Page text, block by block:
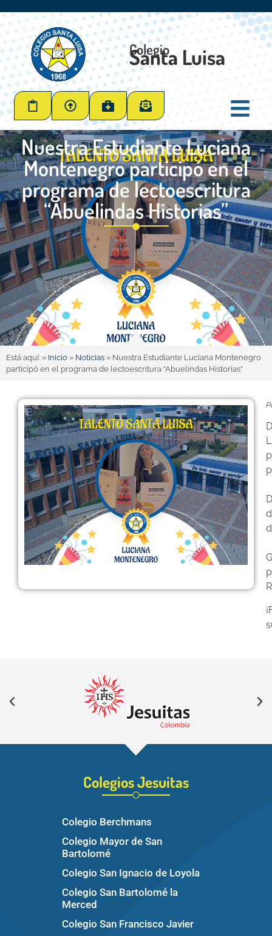
Colegio
Santa Luisa
Nuestra Estudiante Luciana
Montenegro participó en el
programa de lectoescritura
“Abuelindas Historias”
Está aquí: » Inicio » Noticias » Nuestra Estudiante Luciana Montenegro
participó en el programa de lectoescritura “Abuelindas Historias”
Colegios Jesuitas
Colegio Berchmans
Colegio Mayor de San
Bartolomé
Colegio San Ignacio de Loyola
Colegio San Bartolomé la
Merced
Colegio San Francisco Javier